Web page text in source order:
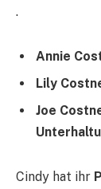
.
Annie
Lily
Joe
Cindy hat ihr